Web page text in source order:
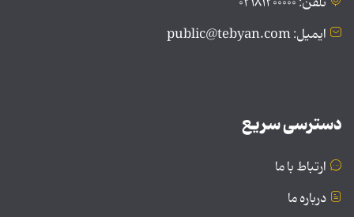
ایمیل: public@tebyan.com
دسترسی سریع
ارتباط با ما
درباره ما